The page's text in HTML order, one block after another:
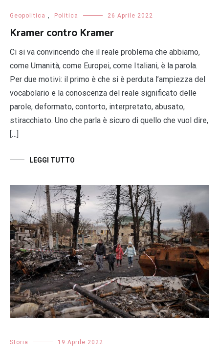
Geopolitica , Politica 26 Aprile 2022
Kramer contro Kramer
Ci si va convincendo che il reale problema che abbiamo,
come Umanità, come Europei, come Italiani, è la parola.
Per due motivi: il primo è che si è perduta l’ampiezza del
vocabolario e la conoscenza del reale significato delle
parole, deformato, contorto, interpretato, abusato,
stiracchiato. Uno che parla è sicuro di quello che vuol dire,
[…]
LEGGI TUTTO
Storia 19 Aprile 2022